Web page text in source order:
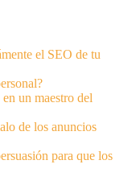
el SEO de tu
un maestro del
de los anuncios
para que los